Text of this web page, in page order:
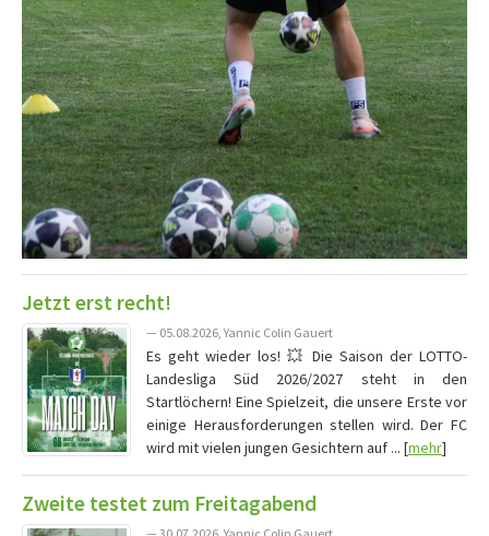
Jetzt erst recht!
— 05.08.2026, Yannic Colin Gauert
Es geht wieder los! 💥 Die Saison der LOTTO-
Landesliga Süd 2026/2027 steht in den
Startlöchern! Eine Spielzeit, die unsere Erste vor
einige Herausforderungen stellen wird. Der FC
wird mit vielen jungen Gesichtern auf ... [mehr]
Zweite testet zum Freitagabend